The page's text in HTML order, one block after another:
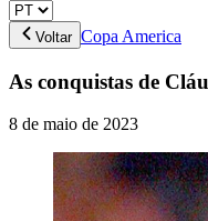
Voltar Copa America
As conquistas de
8 de maio de 2023